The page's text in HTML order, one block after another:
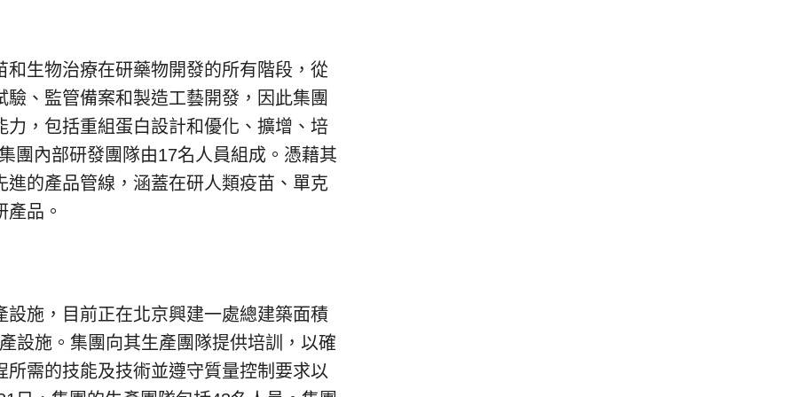
生物治療在研藥物開發的所有階段，從
、監管備案和製造工藝開發，因此集團
，包括重組蛋白設計和優化、擴增、培
團內部研發團隊由17名人員組成。憑藉其
的產品管線，涵蓋在研人類疫苗、單克
品。
施，目前正在北京興建一處總建築面積
設施。集團向其生產團隊提供培訓，以確
需的技能及技術並遵守質量控制要求以